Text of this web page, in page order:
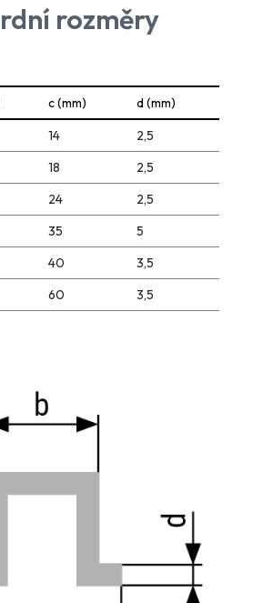
rozměry
c (mm)
d (mm)
14
2,5
18
2,5
24
2,5
35
5
40
3,5
60 3,5